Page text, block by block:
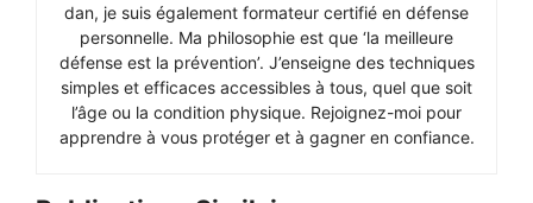
dan, je suis également formateur certifié en défense
personnelle. Ma philosophie est que ‘la meilleure
défense est la prévention’. J’enseigne des techniques
simples et efficaces accessibles à tous, quel que soit
l’âge ou la condition physique. Rejoignez-moi pour
apprendre à vous protéger et à gagner en confiance.